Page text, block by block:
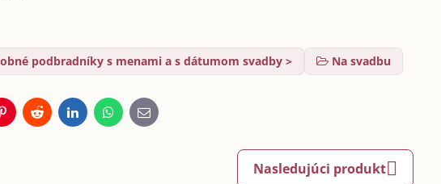
podbradníky s menami a s dátumom svadby > Na svadbu
PinterestRedditLinkedInWhatsApp
E-
mail
Nasledujúci produkt